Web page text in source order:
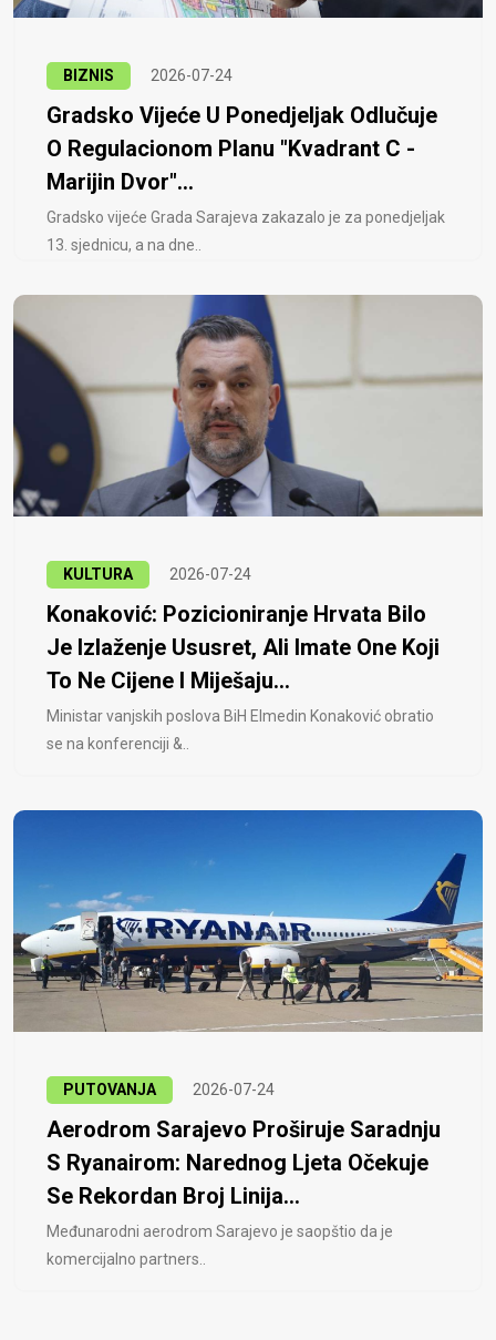
BIZNIS 2026-07-24
Gradsko Vijeće U Ponedjeljak Odlučuje
O Regulacionom Planu "Kvadrant C -
Marijin Dvor"...
Gradsko vijeće Grada Sarajeva zakazalo je za ponedjeljak
13. sjednicu, a na dne..
KULTURA 2026-07-24
Konaković: Pozicioniranje Hrvata Bilo
Je Izlaženje Ususret, Ali Imate One Koji
To Ne Cijene I Miješaju...
Ministar vanjskih poslova BiH Elmedin Konaković obratio
se na konferenciji &..
PUTOVANJA 2026-07-24
Aerodrom Sarajevo Proširuje Saradnju
S Ryanairom: Narednog Ljeta Očekuje
Se Rekordan Broj Linija...
Međunarodni aerodrom Sarajevo je saopštio da je
komercijalno partners..